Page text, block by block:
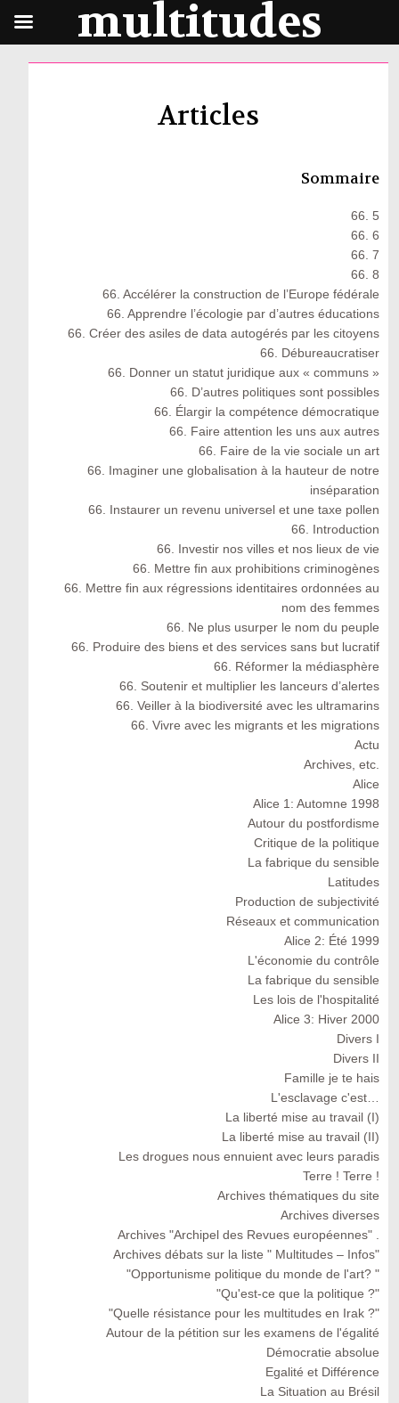
Articles
Sommaire
66. 5
66. 6
66. 7
66. 8
66. Accélérer la construction de l’Europe fédérale
66. Apprendre l’écologie par d’autres éducations
66. Créer des asiles de data autogérés par les citoyens
66. Débureaucratiser
66. Donner un statut juridique aux « communs »
66. D’autres politiques sont possibles
66. Élargir la compétence démocratique
66. Faire attention les uns aux autres
66. Faire de la vie sociale un art
66. Imaginer une globalisation à la hauteur de notre
inséparation
66. Instaurer un revenu universel et une taxe pollen
66. Introduction
66. Investir nos villes et nos lieux de vie
66. Mettre fin aux prohibitions criminogènes
66. Mettre fin aux régressions identitaires ordonnées au
nom des femmes
66. Ne plus usurper le nom du peuple
66. Produire des biens et des services sans but lucratif
66. Réformer la médiasphère
66. Soutenir et multiplier les lanceurs d’alertes
66. Veiller à la biodiversité avec les ultramarins
66. Vivre avec les migrants et les migrations
Actu
Archives, etc.
Alice
Alice 1: Automne 1998
Autour du postfordisme
Critique de la politique
La fabrique du sensible
Latitudes
Production de subjectivité
Réseaux et communication
Alice 2: Été 1999
L'économie du contrôle
La fabrique du sensible
Les lois de l'hospitalité
Alice 3: Hiver 2000
Divers I
Divers II
Famille je te hais
L'esclavage c'est…
La liberté mise au travail (I)
La liberté mise au travail (II)
Les drogues nous ennuient avec leurs paradis
Terre ! Terre !
Archives thématiques du site
Archives diverses
Archives "Archipel des Revues européennes" .
Archives débats sur la liste " Multitudes – Infos"
"Opportunisme politique du monde de l'art? "
"Qu'est-ce que la politique ?"
"Quelle résistance pour les multitudes en Irak ?"
Autour de la pétition sur les examens de l'égalité
Démocratie absolue
Egalité et Différence
La Situation au Brésil
multitudes